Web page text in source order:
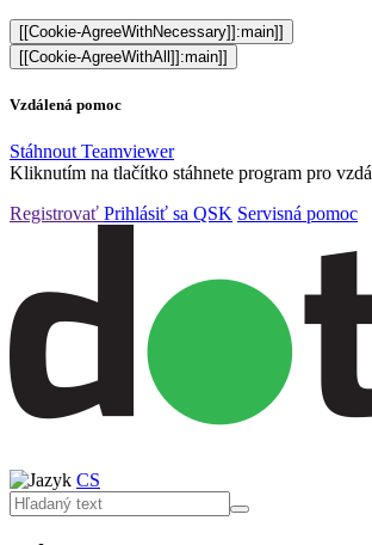
[[Cookie-AgreeWithNecessary]]:main]]
[[Cookie-AgreeWithAll]]:main]]
Vzdálená pomoc
Stáhnout Teamviewer
Kliknutím na tlačítko stáhnete program pro
Registrovať Prihlásiť sa QSK Servisná pomoc
CS